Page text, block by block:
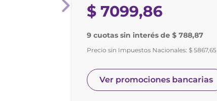
$ 7099,86
9 cuotas sin interés de $ 788,87
Precio sin Impuestos Nacionales:$ 5867,65
Ver promociones bancarias